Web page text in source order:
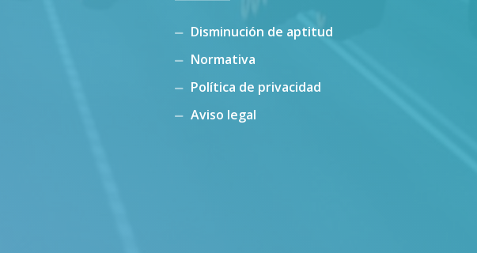
Disminución de aptitud
Normativa
Política de privacidad
Aviso legal